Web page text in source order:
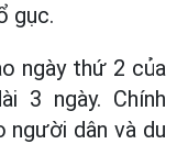
gục.
ngày thứ 2 của
3 ngày. Chính
người dân và du